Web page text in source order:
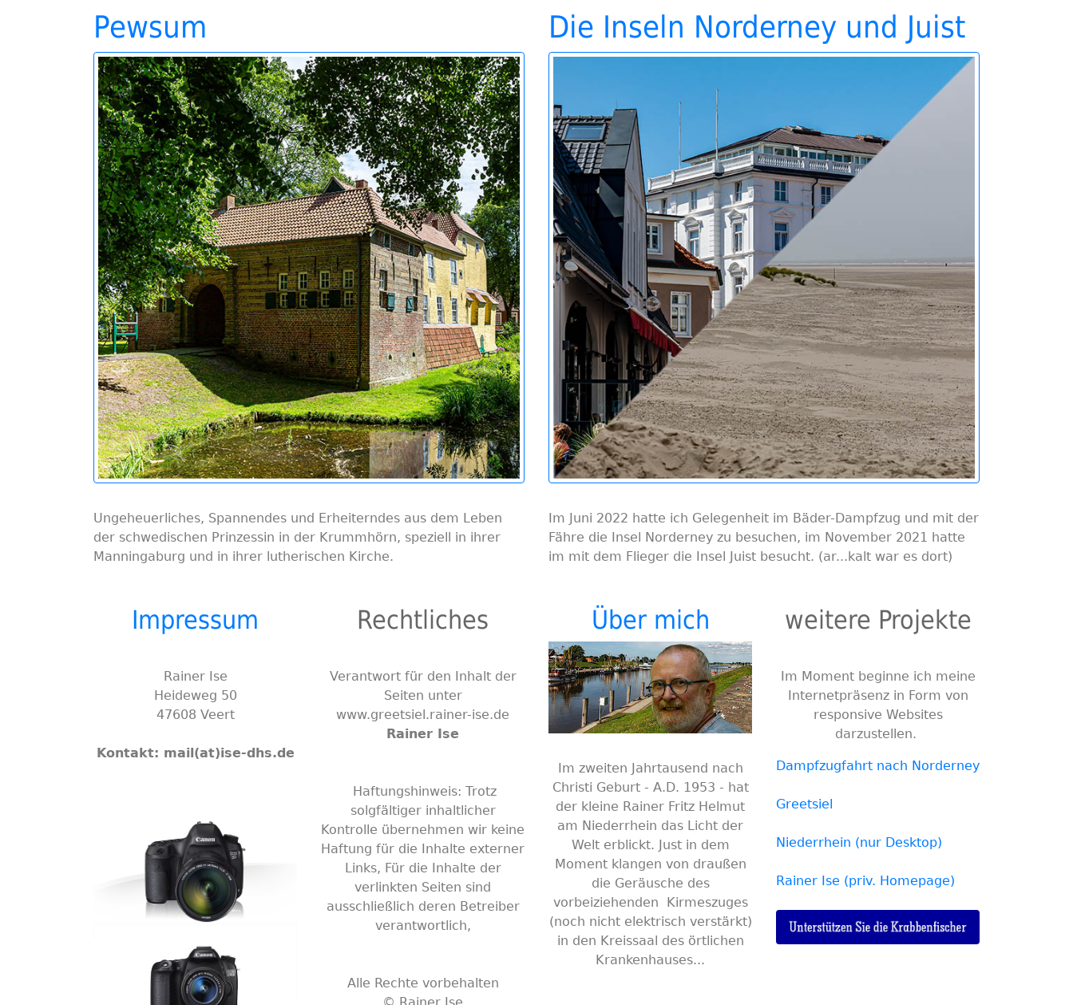
Pewsum
Ungeheuerliches, Spannendes und Erheiterndes aus dem Leben
der schwedischen Prinzessin in der Krummhörn, speziell in ihrer
Manningaburg und in ihrer lutherischen Kirche.
Die Inseln Norderney und Juist
Im Juni 2022 hatte ich Gelegenheit im Bäder-Dampfzug und mit der
Fähre die Insel Norderney zu besuchen, im November 2021 hatte
im mit dem Flieger die Insel Juist besucht. (ar...kalt war es dort)
Impressum
Rainer Ise
Heideweg 50
47608 Veert
Kontakt: mail(at)ise-dhs.de
Rechtliches
Verantwort für den Inhalt der
Seiten unter
www.greetsiel.rainer-ise.de
Rainer Ise
Haftungshinweis: Trotz
solgfältiger inhaltlicher
Kontrolle übernehmen wir keine
Haftung für die Inhalte externer
Links, Für die Inhalte der
verlinkten Seiten sind
ausschließlich deren Betreiber
verantwortlich,
Alle Rechte vorbehalten
Über mich
Im zweiten Jahrtausend nach
Christi Geburt - A.D. 1953 - hat
der kleine Rainer Fritz Helmut
am Niederrhein das Licht der
Welt erblickt. Just in dem
Moment klangen von draußen
die Geräusche des
vorbeiziehenden Kirmeszuges
(noch nicht elektrisch verstärkt)
in den Kreissaal des örtlichen
Krankenhauses...
weitere Projekte
Im Moment beginne ich meine
Internetpräsenz in Form von
responsive Websites
darzustellen.
Dampfzugfahrt nach Norderney
Greetsiel
Niederrhein (nur Desktop)
Rainer Ise (priv. Homepage)